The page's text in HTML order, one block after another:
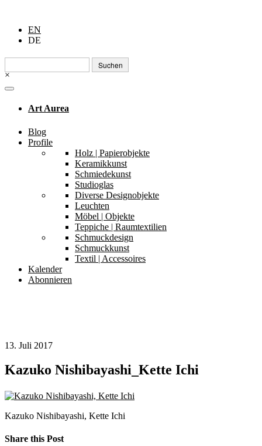
EN
DE
Suchen
nach:
×
Art Aurea
Blog
Profile
Holz | Papierobjekte
Keramikkunst
Schmiedekunst
Studioglas
Diverse Designobjekte
Leuchten
Möbel | Objekte
Teppiche | Raumtextilien
Schmuckdesign
Schmuckkunst
Textil | Accessoires
Kalender
Abonnieren
13. Juli 2017
Kazuko Nishibayashi_Kette Ichi
Kazuko Nishibayashi, Kette Ichi
Share this Post